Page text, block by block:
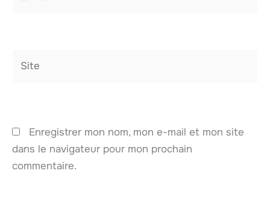
Enregistrer mon nom, mon e-mail et mon site
dans le navigateur pour mon prochain
commentaire.